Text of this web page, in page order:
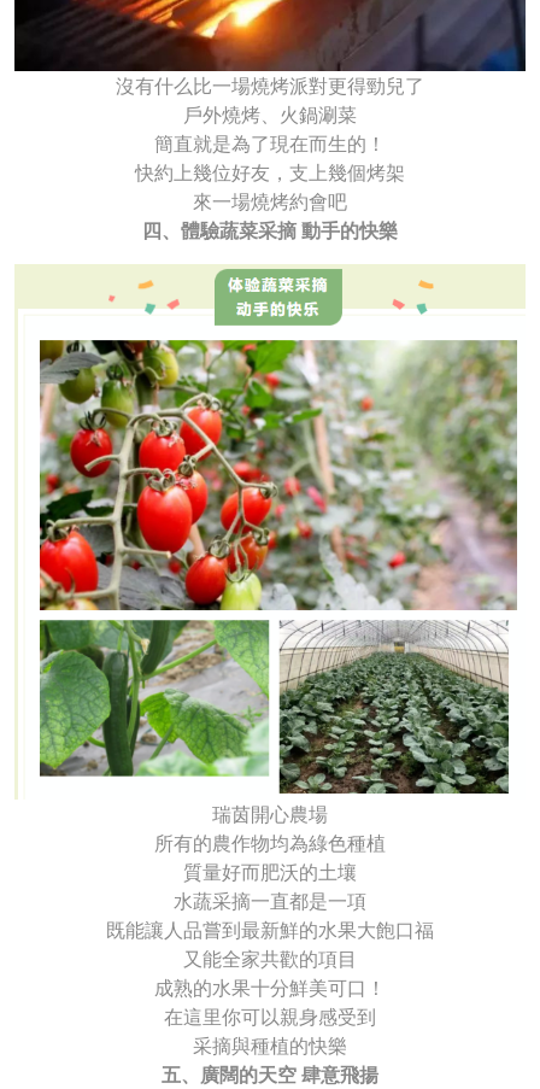
沒有什么比一場燒烤派對更得勁兒了
戶外燒烤、火鍋涮菜
簡直就是為了現在而生的！
快約上幾位好友，支上幾個烤架
來一場燒烤約會吧
四、體驗蔬菜采摘 動手的快樂
瑞茵開心農場
所有的農作物均為綠色種植
質量好而肥沃的土壤
水蔬采摘一直都是一項
既能讓人品嘗到最新鮮的水果大飽口福
又能全家共歡的項目
成熟的水果十分鮮美可口！
在這里你可以親身感受到
采摘與種植的快樂
五、廣闊的天空 肆意飛揚